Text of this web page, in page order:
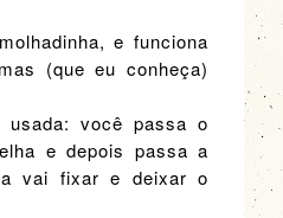
e funciona
(que eu conheça)
você passa o
e depois passa a
vai fixar e deixar o